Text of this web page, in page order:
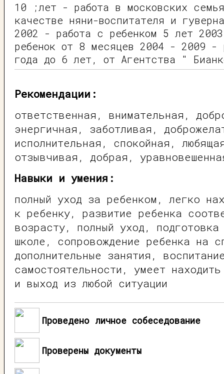
10 ;лет - работа в московских
качестве няни-воспитателя и
2002 - работа с ребенком 5 лет
ребенок от 8 месяцев 2004 - 2009 -
года до 6 лет, от Агентства "
Рекомендации:
ответственная, внимательная,
энергичная, заботливая,
исполнительная, спокойная,
отзывчивая, добрая,
Навыки и умения:
полный уход за ребенком, легко
к ребенку, развитие ребенка
возрасту, полный уход,
школе, сопровождение ребенка на
дополнительные занятия,
самостоятельности, умеет
и выход из любой ситуации
Проведено личное собеседование
Проверены документы